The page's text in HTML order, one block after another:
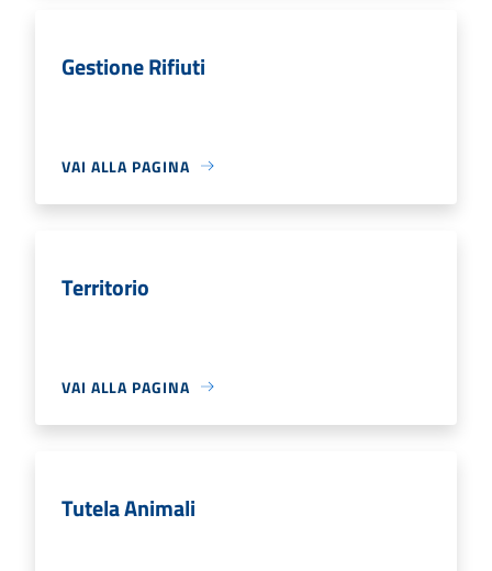
Gestione Rifiuti
VAI ALLA PAGINA
Territorio
VAI ALLA PAGINA
Tutela Animali